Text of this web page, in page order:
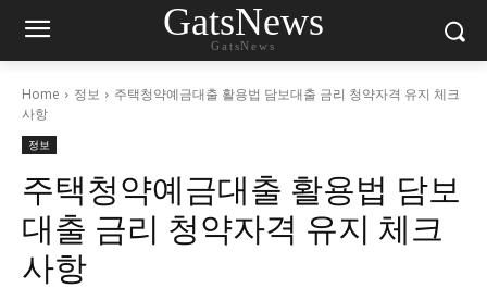
GatsNews
GatsNews
Home 정보
주택청약예금대출 활용법 담보대출 금리 청약자격 유지 체크
사항
정보
주택청약예금대출 활용법 담보
대출 금리 청약자격 유지 체크
사항